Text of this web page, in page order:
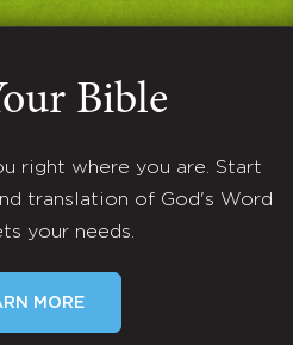
Bible
right where you are. Start
translation of God's Word
your needs.
MORE